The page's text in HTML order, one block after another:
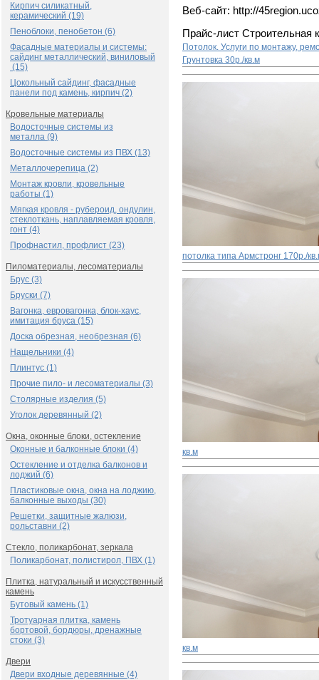
Кирпич силикатный,
керамический (19)
Пеноблоки, пенобетон (6)
Фасадные материалы и системы:
сайдинг металлический, виниловый
(15)
Цокольный сайдинг, фасадные
панели под камень, кирпич (2)
Кровельные материалы
Водосточные системы из
металла (9)
Водосточные системы из ПВХ (13)
Металлочерепица (2)
Монтаж кровли, кровельные
работы (1)
Мягкая кровля - рубероид, ондулин,
стеклоткань, наплавляемая кровля,
гонт (4)
Профнастил, профлист (23)
Пиломатериалы, лесоматериалы
Брус (3)
Бруски (7)
Вагонка, евровагонка, блок-хаус,
имитация бруса (15)
Доска обрезная, необрезная (6)
Нащельники (4)
Плинтус (1)
Прочие пило- и лесоматериалы (3)
Столярные изделия (5)
Уголок деревянный (2)
Окна, оконные блоки, остекление
Оконные и балконные блоки (4)
Остекление и отделка балконов и
лоджий (6)
Пластиковые окна, окна на лоджию,
балконные выходы (30)
Решетки, защитные жалюзи,
рольставни (2)
Стекло, поликарбонат, зеркала
Поликарбонат, полистирол, ПВХ (1)
Плитка, натуральный и искусственный
камень
Бутовый камень (1)
Тротуарная плитка, камень
бортовой, бордюры, дренажные
стоки (3)
Двери
Двери входные деревянные (4)
Веб-сайт: http://
Прайс-лист
Потолок. Услуги по монтажу,
Грунтовка 30р./кв.м
потолка типа Армстронг 170р./
кв.м
кв.м